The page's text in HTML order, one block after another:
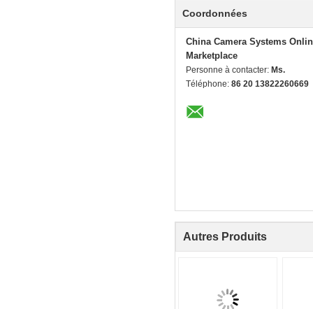
Coordonnées
China Camera Systems
Marketplace
Personne à contacter: Ms.
Téléphone: 86 20 13822260669
Autres Produits